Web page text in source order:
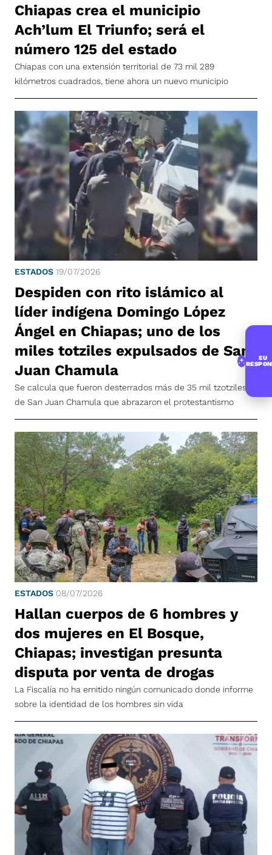
EU
Chiapas crea el municipio
Ach’lum El Triunfo; será el
número 125 del estado
Chiapas con una extensión territorial de 73 mil 289
kilómetros cuadrados, tiene ahora un nuevo municipio
ESTADOS 19/07/2026
Despiden con rito islámico al
líder indígena Domingo López
Ángel en Chiapas; uno de los
miles totziles expulsados de San
Juan Chamula
Se calcula que fueron desterrados más de 35 mil tzotziles
de San Juan Chamula que abrazaron el protestantismo
ESTADOS 08/07/2026
Hallan cuerpos de 6 hombres y
dos mujeres en El Bosque,
Chiapas; investigan presunta
disputa por venta de drogas
La Fiscalía no ha emitido ningún comunicado donde informe
sobre la identidad de los hombres sin vida